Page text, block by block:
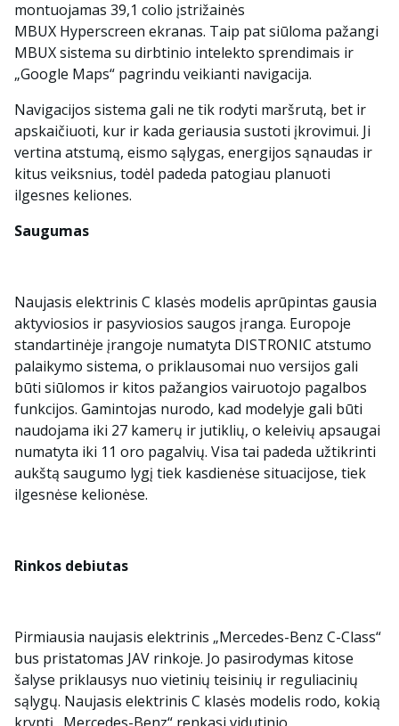
montuojamas 39,1 colio įstrižainės
MBUX Hyperscreen ekranas. Taip pat siūloma pažangi
MBUX sistema su dirbtinio intelekto sprendimais ir
„Google Maps“ pagrindu veikianti navigacija.
Navigacijos sistema gali ne tik rodyti maršrutą, bet ir
apskaičiuoti, kur ir kada geriausia sustoti įkrovimui. Ji
vertina atstumą, eismo sąlygas, energijos sąnaudas ir
kitus veiksnius, todėl padeda patogiau planuoti
ilgesnes keliones.
Saugumas
Naujasis elektrinis C klasės modelis aprūpintas gausia
aktyviosios ir pasyviosios saugos įranga. Europoje
standartinėje įrangoje numatyta DISTRONIC atstumo
palaikymo sistema, o priklausomai nuo versijos gali
būti siūlomos ir kitos pažangios vairuotojo pagalbos
funkcijos. Gamintojas nurodo, kad modelyje gali būti
naudojama iki 27 kamerų ir jutiklių, o keleivių apsaugai
numatyta iki 11 oro pagalvių. Visa tai padeda užtikrinti
aukštą saugumo lygį tiek kasdienėse situacijose, tiek
ilgesnėse kelionėse.
Rinkos debiutas
Pirmiausia naujasis elektrinis „Mercedes-Benz C-Class“
bus pristatomas JAV rinkoje. Jo pasirodymas kitose
šalyse priklausys nuo vietinių teisinių ir reguliacinių
sąlygų. Naujasis elektrinis C klasės modelis rodo, kokią